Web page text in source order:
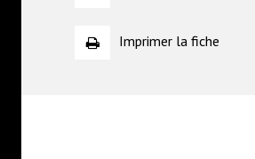
Imprimer la fiche